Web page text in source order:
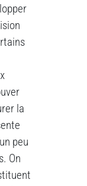
la
peu
On